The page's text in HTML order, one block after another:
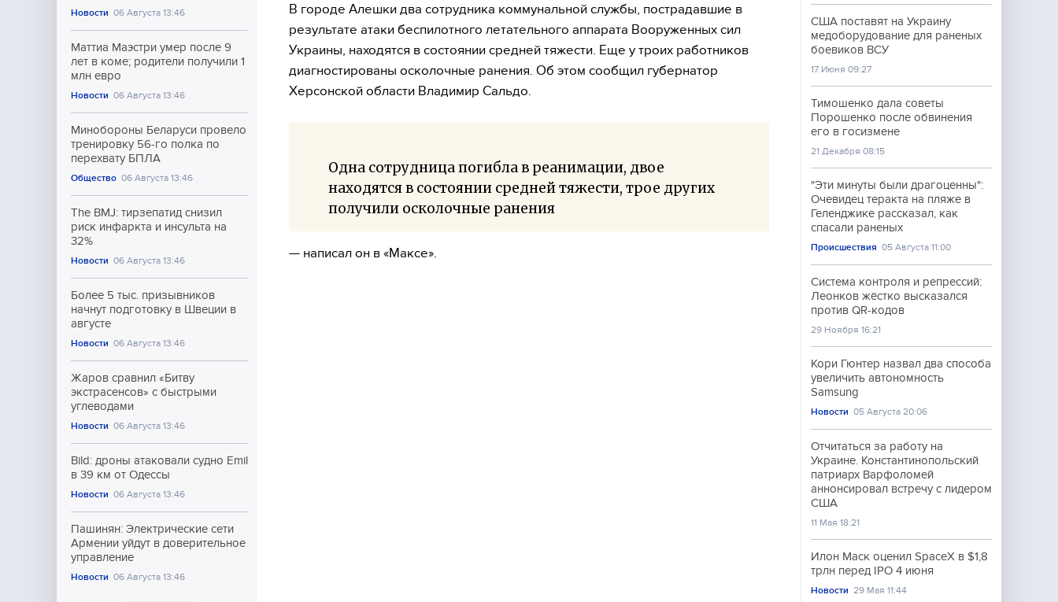
Новости 06 Августа 13:46
Маттиа Маэстри умер после 9
лет в коме; родители получили 1
млн евро
Новости 06 Августа 13:46
Минобороны Беларуси провело
тренировку 56-го полка по
перехвату БПЛА
Общество 06 Августа 13:46
The BMJ: тирзепатид снизил
риск инфаркта и инсульта на
32%
Новости 06 Августа 13:46
Более 5 тыс. призывников
начнут подготовку в Швеции в
августе
Новости 06 Августа 13:46
Жаров сравнил «Битву
экстрасенсов» с быстрыми
углеводами
Новости 06 Августа 13:46
Bild: дроны атаковали судно Emil
в 39 км от Одессы
Новости 06 Августа 13:46
Пашинян: Электрические сети
Армении уйдут в доверительное
управление
Новости 06 Августа 13:46
В городе Алешки два сотрудника коммунальной службы, пострадавшие в
результате атаки беспилотного летательного аппарата Вооруженных сил
Украины, находятся в состоянии средней тяжести. Еще у троих работников
диагностированы осколочные ранения. Об этом сообщил губернатор
Херсонской области Владимир Сальдо.
Одна сотрудница погибла в реанимации, двое
находятся в состоянии средней тяжести, трое других
получили осколочные ранения
— написал он в «Максе».
США поставят на Украину
медоборудование для раненых
боевиков ВСУ
17 Июня 09:27
Тимошенко дала советы
Порошенко после обвинения
его в госизмене
21 Декабря 08:15
"Эти минуты были драгоценны":
Очевидец теракта на пляже в
Геленджике рассказал, как
спасали раненых
Происшествия 05 Августа 11:00
Система контроля и репрессий:
Леонков жёстко высказался
против QR-кодов
29 Ноября 16:21
Кори Гюнтер назвал два способа
увеличить автономность
Samsung
Новости 05 Августа 20:06
Отчитаться за работу на
Украине. Константинопольский
патриарх Варфоломей
аннонсировал встречу с лидером
США
11 Мая 18:21
Илон Маск оценил SpaceX в $1,8
трлн перед IPO 4 июня
Новости 29 Мая 11:44